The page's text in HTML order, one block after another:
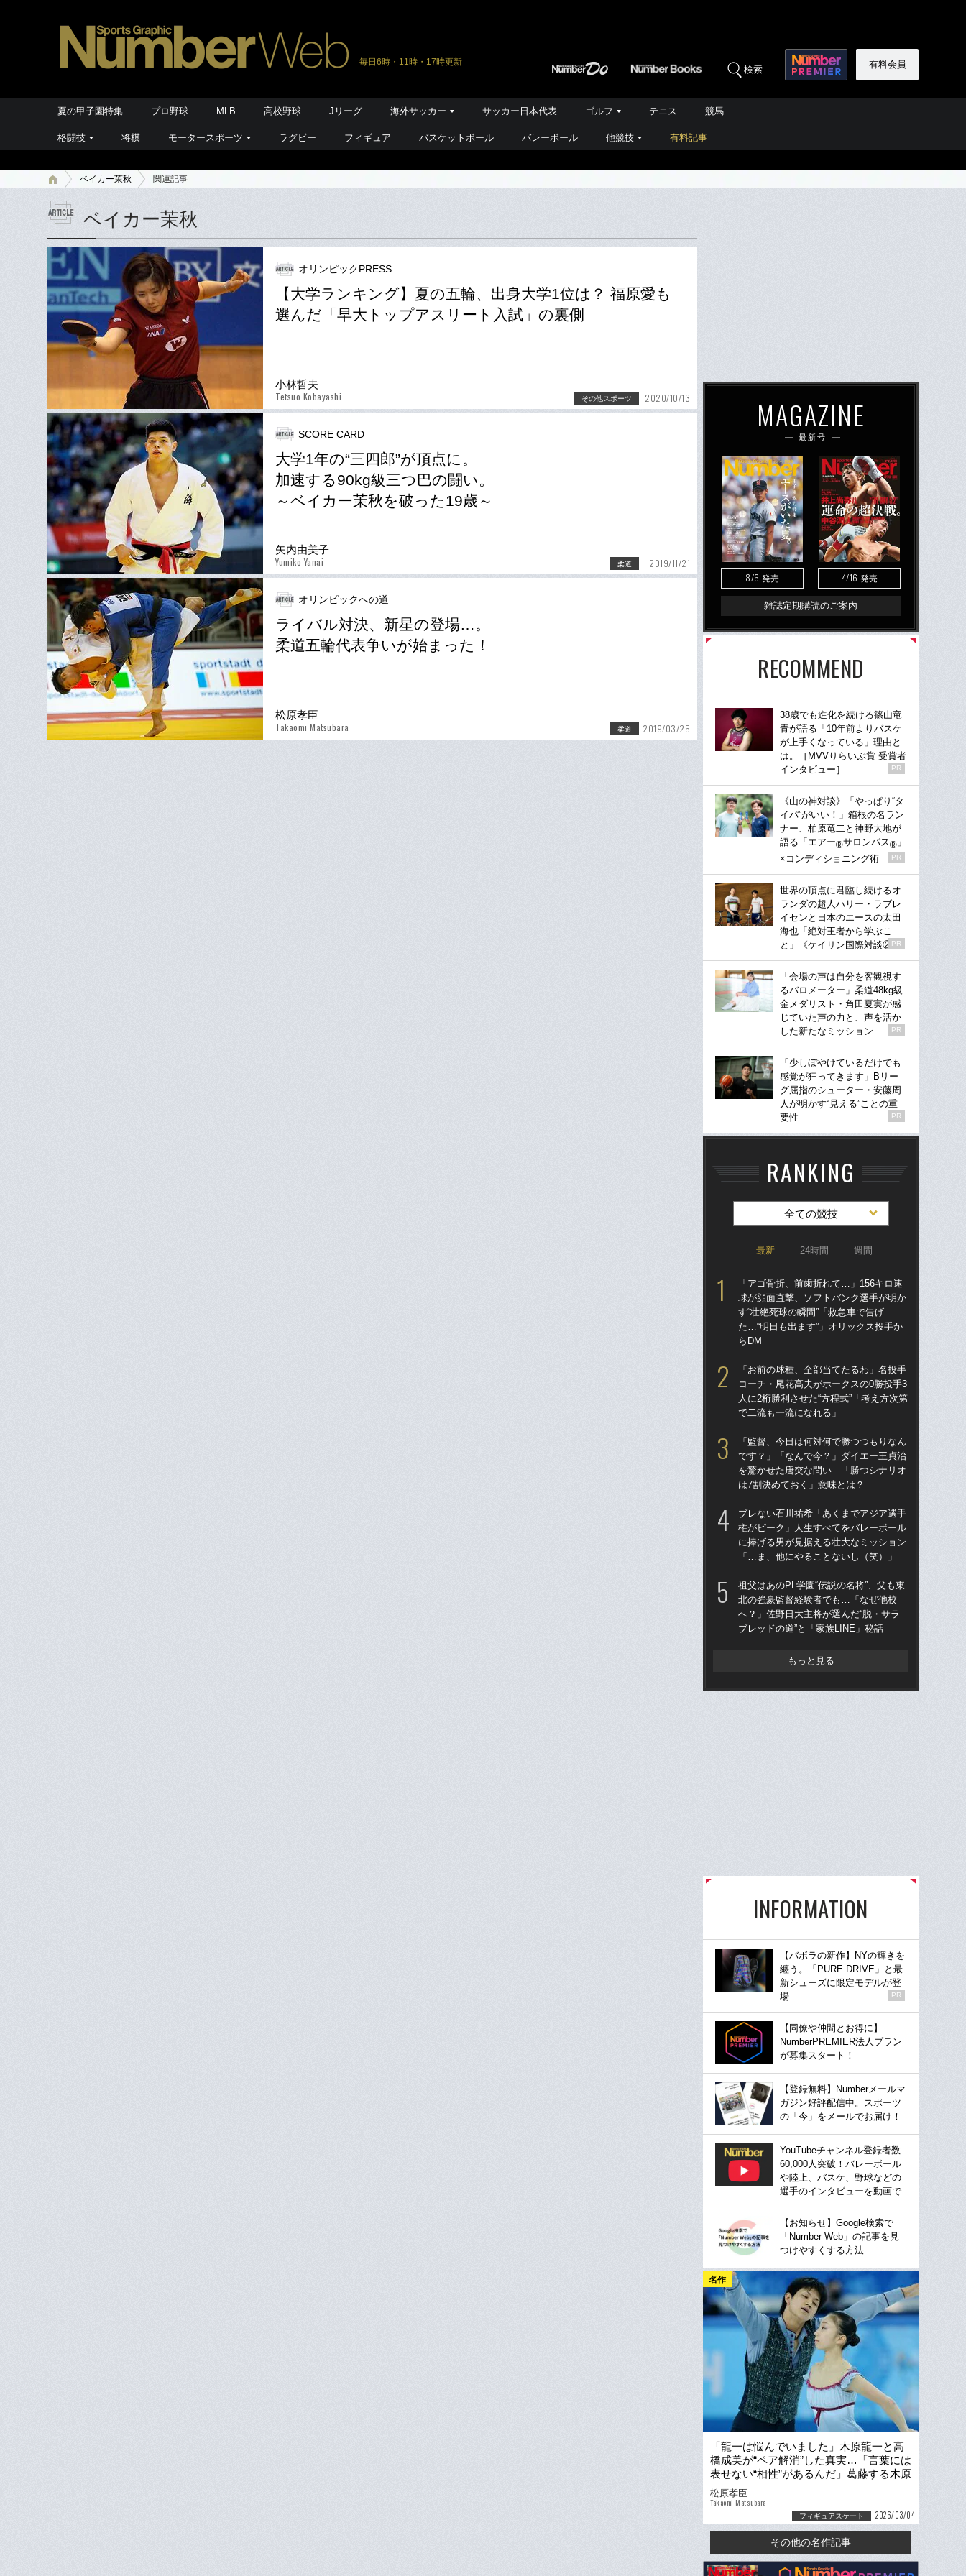
毎日6時・11時・17時更新
検索 有料会員
夏の甲子園特集 プロ野球 MLB 高校野球 Jリーグ 海外サッカー サッカー日本代表 ゴルフ テニス 競馬
格闘技 将棋 モータースポーツ ラグビー フィギュア バスケットボール バレーボール 他競技 有料記事
ベイカー茉秋 関連記事
ベイカー茉秋
オリンピックPRESS
【大学ランキング】夏の五輪、出身大学1位は？ 福原愛も
選んだ「早大トップアスリート入試」の裏側
小林哲夫
Tetsuo Kobayashi その他スポーツ 2020/10/13
SCORE CARD
大学1年の“三四郎”が頂点に。
加速する90kg級三つ巴の闘い。
～ベイカー茉秋を破った19歳～
矢内由美子
Yumiko Yanai 柔道 2019/11/21
オリンピックへの道
ライバル対決、新星の登場…。
柔道五輪代表争いが始まった！
松原孝臣
Takaomi Matsubara 柔道 2019/03/25
MAGAZINE
最新号
8/6 発売 4/16 発売
雑誌定期購読のご案内
RECOMMEND
38歳でも進化を続ける篠山竜
青が語る「10年前よりバスケ
が上手くなっている」理由と
は。［MVVりらいぶ賞 受賞者
インタビュー］
PR
《山の神対談》「やっぱり“タ
イパ”がいい！」箱根の名ラン
ナー、柏原竜二と神野大地が
語る「エアー®サロンパス® 」
×コンディショニング術
PR
世界の頂点に君臨し続けるオ
ランダの超人ハリー・ラブレ
イセンと日本のエースの太田
海也「絶対王者から学ぶこ
と」《ケイリン国際対談②》
PR
「会場の声は自分を客観視す
るバロメーター」柔道48kg級
金メダリスト・角田夏実が感
じていた声の力と、声を活か
した新たなミッション
PR
「少しぼやけているだけでも
感覚が狂ってきます」Bリー
グ屈指のシューター・安藤周
人が明かす“見える”ことの重
要性
PR
RANKING
全ての競技
最新 24時間 週間
「アゴ骨折、前歯折れて…」156キロ速
球が顔面直撃、ソフトバンク選手が明か
す“壮絶死球の瞬間”「救急車で告げ
た…“明日も出ます”」オリックス投手か
らDM
「お前の球種、全部当てたるわ」名投手
コーチ・尾花高夫がホークスの0勝投手3
人に2桁勝利させた“方程式”「考え方次第
で二流も一流になれる」
「監督、今日は何対何で勝つつもりなん
です？」「なんで今？」ダイエー王貞治
を驚かせた唐突な問い…「勝つシナリオ
は7割決めておく」意味とは？
ブレない石川祐希「あくまでアジア選手
権がピーク」人生すべてをバレーボール
に捧げる男が見据える壮大なミッション
「…ま、他にやることないし（笑）」
祖父はあのPL学園“伝説の名将”、父も東
北の強豪監督経験者でも…「なぜ他校
へ？」佐野日大主将が選んだ“脱・サラ
ブレッドの道”と「家族LINE」秘話
もっと見る
INFORMATION
【バボラの新作】NYの輝きを
纏う。「PURE DRIVE」と最
新シューズに限定モデルが登
場
PR
【同僚や仲間とお得に】
NumberPREMIER法人プラン
が募集スタート！
【登録無料】Numberメールマ
ガジン好評配信中。スポーツ
の「今」をメールでお届け！
YouTubeチャンネル登録者数
60,000人突破！バレーボール
や陸上、バスケ、野球などの
選手のインタビューを動画で
【お知らせ】Google検索で
「Number Web」の記事を見
つけやすくする方法
名作
「龍一は悩んでいました」木原龍一と高
橋成美が“ペア解消”した真実…「言葉には
表せない“相性”があるんだ」葛藤する木原
が三浦璃来と出会った日
松原孝臣
Takaomi Matsubara
フィギュアスケート 2026/03/04
その他の名作記事